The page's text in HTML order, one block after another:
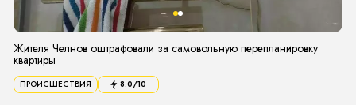
Жителя Челнов оштрафовали за самовольную перепланировку
квартиры
ПРОИСШЕСТВИЯ 8.0/10